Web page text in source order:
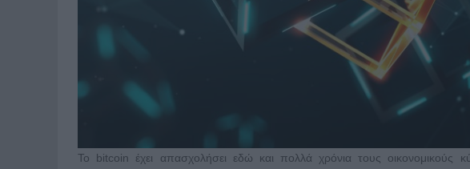
Το bitcoin έχει απασχολήσει εδώ και πολλά χρόνια τους